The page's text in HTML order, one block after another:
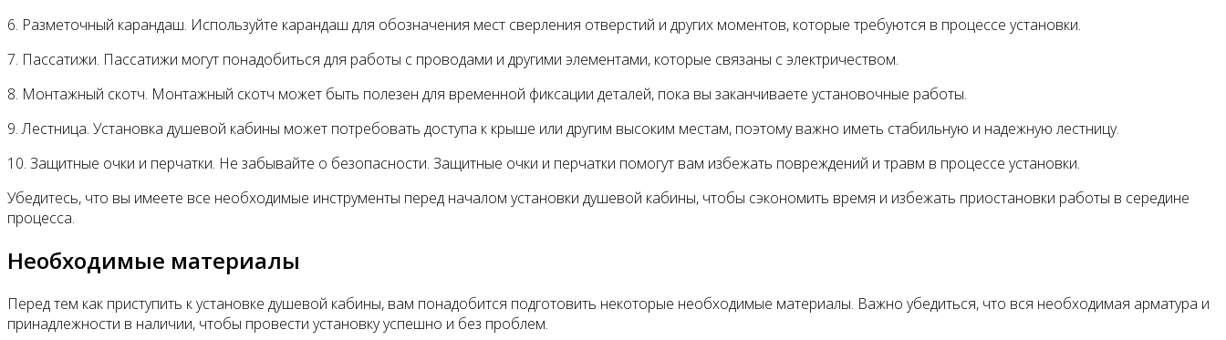
6. Разметочный карандаш. Используйте карандаш для обозначения мест сверления отверстий и других моментов, которые требуются в процессе установки.
7. Пассатижи. Пассатижи могут понадобиться для работы с проводами и другими элементами, которые связаны с электричеством.
8. Монтажный скотч. Монтажный скотч может быть полезен для временной фиксации деталей, пока вы заканчиваете установочные работы.
9. Лестница. Установка душевой кабины может потребовать доступа к крыше или другим высоким местам, поэтому важно иметь стабильную и надежную лестницу.
10. Защитные очки и перчатки. Не забывайте о безопасности. Защитные очки и перчатки помогут вам избежать повреждений и травм в процессе установки.
Убедитесь, что вы имеете все необходимые инструменты перед началом установки душевой кабины, чтобы сэкономить время и избежать приостановки работы в середине
процесса.
Необходимые материалы
Перед тем как приступить к установке душевой кабины, вам понадобится подготовить некоторые необходимые материалы. Важно убедиться, что вся необходимая арматура и
принадлежности в наличии, чтобы провести установку успешно и без проблем.